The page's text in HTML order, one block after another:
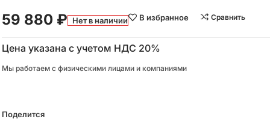
59 880 ₽ Нет в наличии В избранное Сравнить
Цена указана с учетом НДС 20%
Мы работаем с физическими лицами и компаниями
Поделится